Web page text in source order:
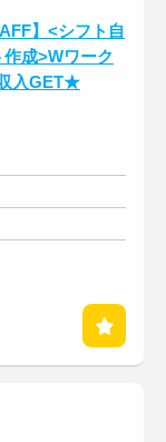
】<シフト自
成>Wワーク
入GET★